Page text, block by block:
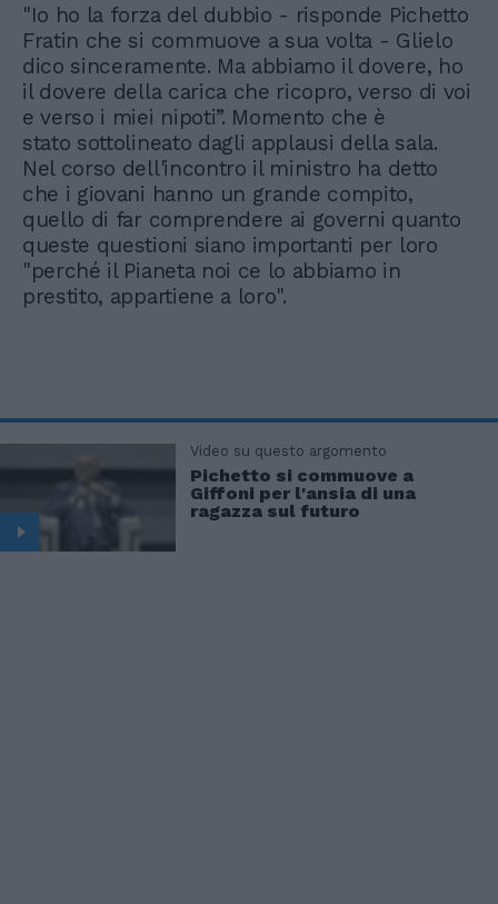
"Io ho la forza del dubbio - risponde Pichetto
Fratin che si commuove a sua volta - Glielo
dico sinceramente. Ma abbiamo il dovere, ho
il dovere della carica che ricopro, verso di voi
e verso i miei nipoti”. Momento che è
stato sottolineato dagli applausi della sala.
Nel corso dell'incontro il ministro ha detto
che i giovani hanno un grande compito,
quello di far comprendere ai governi quanto
queste questioni siano importanti per loro
"perché il Pianeta noi ce lo abbiamo in
prestito, appartiene a loro".
Video su questo argomento
Pichetto si commuove a
Giffoni per l'ansia di una
ragazza sul futuro